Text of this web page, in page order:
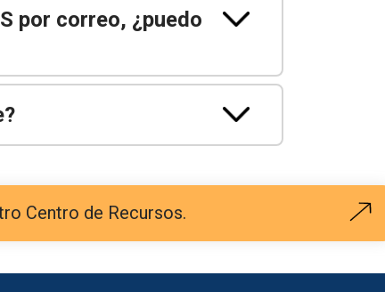
por correo, ¿puedo
Centro de Recursos.